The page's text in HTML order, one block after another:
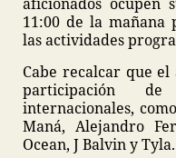
11:00 de la mañana
las actividades
Cabe recalcar que
participación
internacionales,
Maná, Alejandro
Ocean, J Balvin y Tyla.